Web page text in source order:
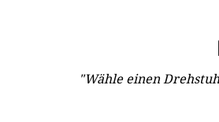
"Wähle einen